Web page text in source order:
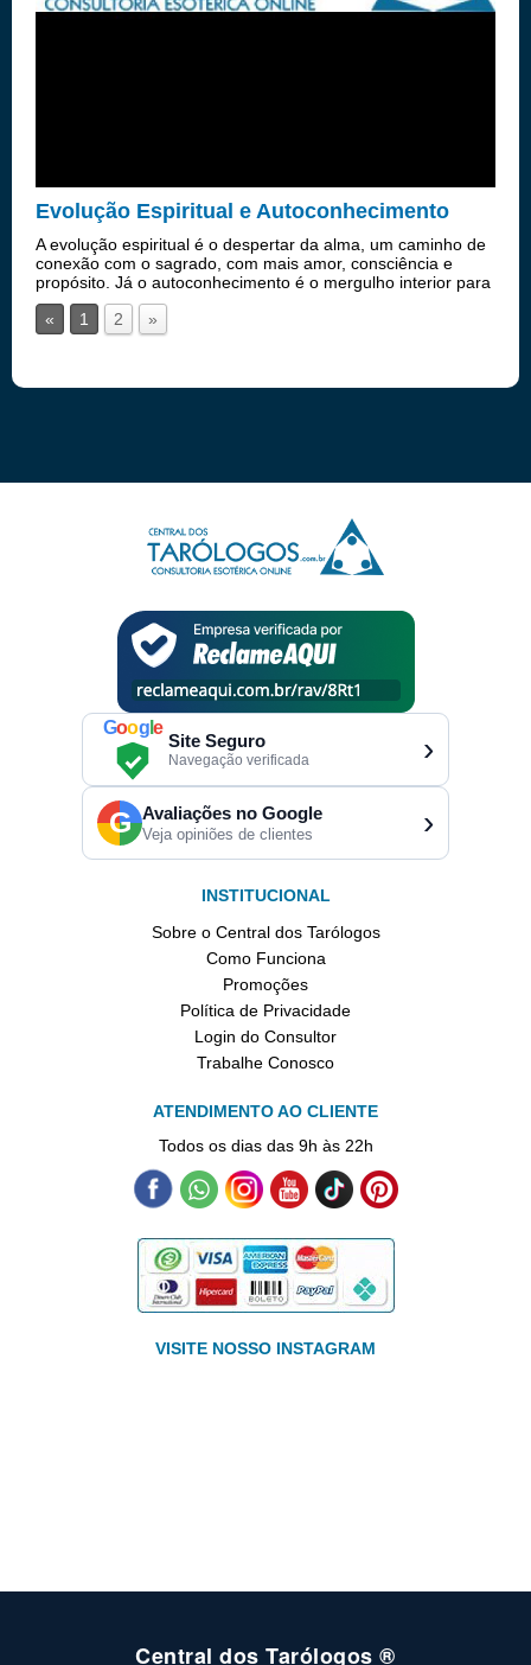
Evolução Espiritual e Autoconhecimento
A evolução espiritual é o despertar da alma, um caminho de
conexão com o sagrado, com mais amor, consciência e
propósito. Já o autoconhecimento é o mergulho interior para
entender quem realmente somos — nossos sentimentos,
medos, crenças e son
« 1 2 »
Google
Site Seguro
Navegação verificada ›
G Avaliações no Google
Veja opiniões de clientes ›
INSTITUCIONAL
Sobre o Central dos Tarólogos
Como Funciona
Promoções
Política de Privacidade
Login do Consultor
Trabalhe Conosco
ATENDIMENTO AO CLIENTE
Todos os dias das 9h às 22h
VISITE NOSSO INSTAGRAM
Central dos Tarólogos ®